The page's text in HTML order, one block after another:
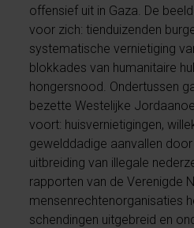
offensief uit in Gaza. De
voor zich: tienduizenden
systematische vernietiging
blokkades van humanitaire
hongersnood. Ondertussen
bezette Westelijke
voort: huisvernietigingen,
gewelddadige aanvallen
uitbreiding van illegale
rapporten van de Verenigde
mensenrechtenorganisaties
schendingen uitgebreid en